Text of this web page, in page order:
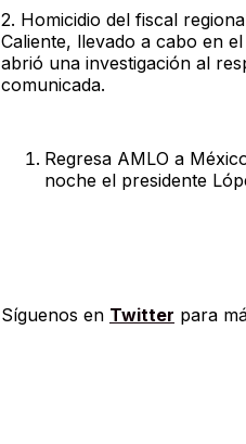
2. Homicidio del fiscal
Caliente, llevado a cabo en
abrió una investigación al
comunicada.
Regresa AMLO a
noche el presidente
Síguenos en Twitter para